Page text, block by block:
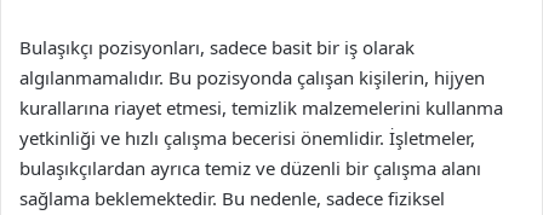
Bulaşıkçı pozisyonları, sadece basit bir iş olarak
algılanmamalıdır. Bu pozisyonda çalışan kişilerin, hijyen
kurallarına riayet etmesi, temizlik malzemelerini kullanma
yetkinliği ve hızlı çalışma becerisi önemlidir. İşletmeler,
bulaşıkçılardan ayrıca temiz ve düzenli bir çalışma alanı
sağlama beklemektedir. Bu nedenle, sadece fiziksel